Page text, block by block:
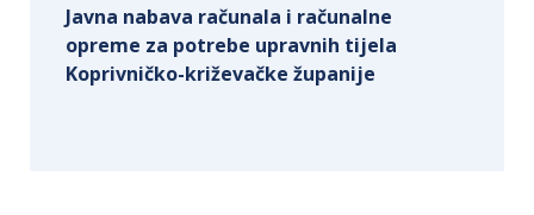
Javna nabava računala i računalne
opreme za potrebe upravnih tijela
Koprivničko-križevačke županije